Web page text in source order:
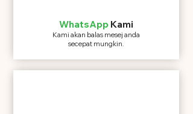
WhatsApp Kami
Kami akan balas mesej anda
secepat mungkin.